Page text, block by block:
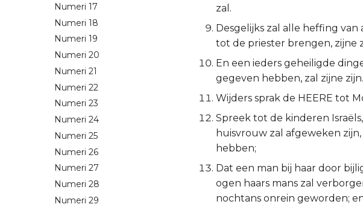
Numeri 17
Numeri 18
Numeri 19
Numeri 20
Numeri 21
Numeri 22
Numeri 23
Numeri 24
Numeri 25
Numeri 26
Numeri 27
Numeri 28
Numeri 29
zal.
Desgelijks zal alle heffing
tot de priester brengen, zijne
En een ieders geheiligde
gegeven hebben, zal zijne zijn.
Wijders sprak de HEERE tot
Spreek tot de kinderen
huisvrouw zal afgeweken
hebben;
Dat een man bij haar door
ogen haars mans zal
nochtans onrein geworden;